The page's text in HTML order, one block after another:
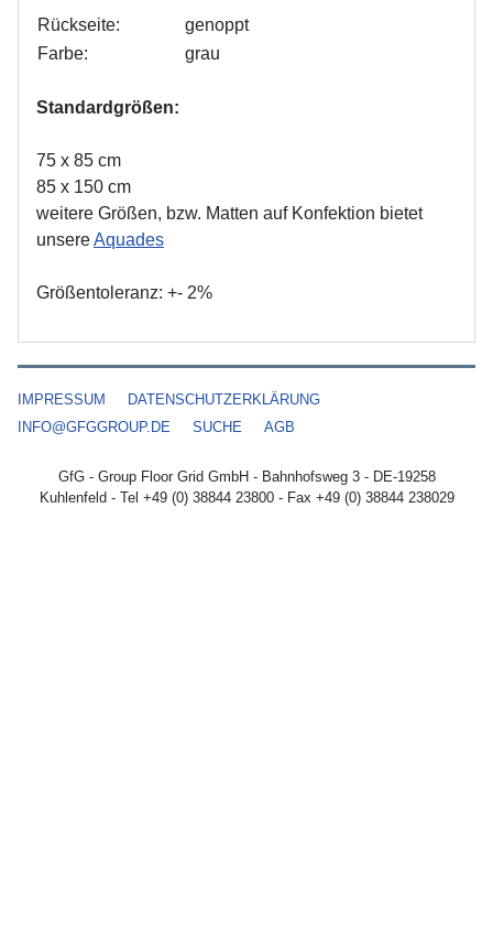
Rückseite:
genoppt
Farbe:
grau
Standardgrößen:
75 x 85 cm
85 x 150 cm
weitere Größen, bzw. Matten auf Konfektion bietet
unsereAquades
Größentoleranz: +- 2%
IMPRESSUM
DATENSCHUTZERKLÄRUNG
INFO@GFGGROUP.DE
SUCHE AGB
GfG - Group Floor Grid GmbH - Bahnhofsweg 3 - DE-19258
Kuhlenfeld - Tel +49 (0) 38844 23800 - Fax +49 (0) 38844 238029